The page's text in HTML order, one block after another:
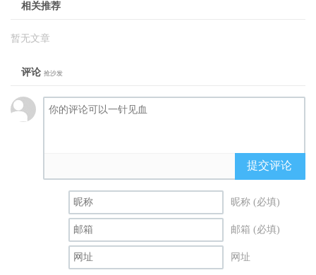
相关推荐
暂无文章
评论 抢沙发
提交评论
昵称 (必填)
邮箱 (必填)
网址